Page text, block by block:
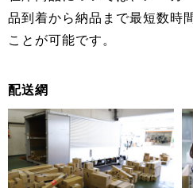
品到着から納品まで最短数時
ことが可能です。
配送網